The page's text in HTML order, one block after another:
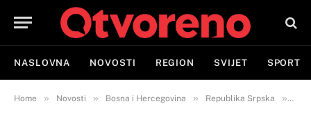
NASLOVNA NOVOSTI REGION SVIJET SPORT
Home » Novosti » Bosna i Hercegovina » Republika Srpska »